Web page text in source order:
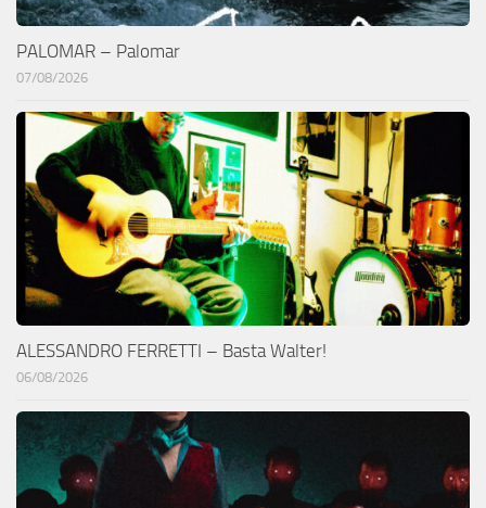
PALOMAR – Palomar
07/08/2026
ALESSANDRO FERRETTI – Basta Walter!
06/08/2026